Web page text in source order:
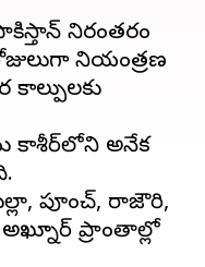
నిరంతరం
నియంత్రణ
కాశ్మీర్‌లోని అనేక
పూంచ్, రాజౌరి,
ప్రాంతాల్లో